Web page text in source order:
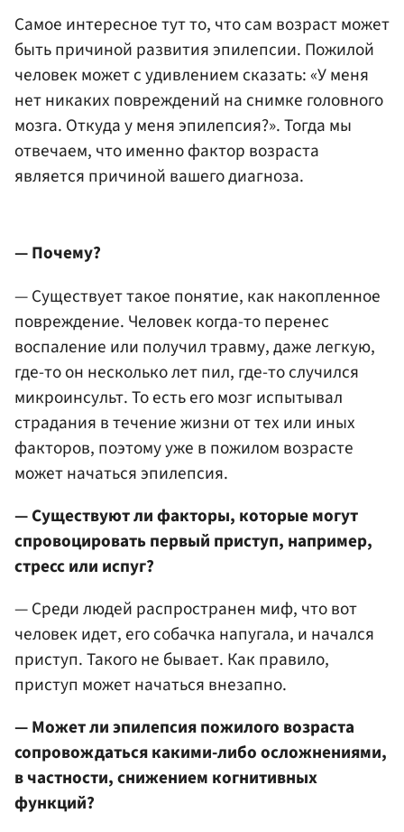
Самое интересное тут то, что сам возраст может
быть причиной развития эпилепсии. Пожилой
человек может с удивлением сказать: «У меня
нет никаких повреждений на снимке головного
мозга. Откуда у меня эпилепсия?». Тогда мы
отвечаем, что именно фактор возраста
является причиной вашего диагноза.
— Почему?
— Существует такое понятие, как накопленное
повреждение. Человек когда-то перенес
воспаление или получил травму, даже легкую,
где-то он несколько лет пил, где-то случился
микроинсульт. То есть его мозг испытывал
страдания в течение жизни от тех или иных
факторов, поэтому уже в пожилом возрасте
может начаться эпилепсия.
— Существуют ли факторы, которые могут
спровоцировать первый приступ, например,
стресс или испуг?
— Среди людей распространен миф, что вот
человек идет, его собачка напугала, и начался
приступ. Такого не бывает. Как правило,
приступ может начаться внезапно.
— Может ли эпилепсия пожилого возраста
сопровождаться какими-либо осложнениями,
в частности, снижением когнитивных
функций?